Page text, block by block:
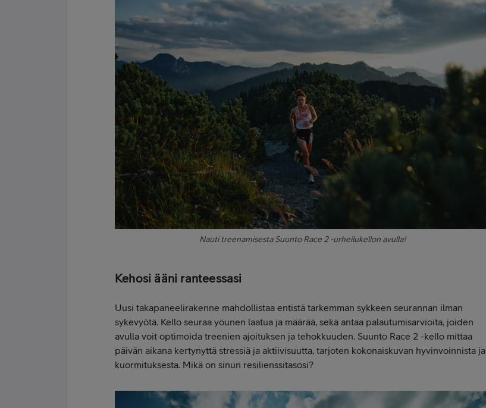
Nauti treenamisesta Suunto Race 2 -urheilukellon avulla!
Kehosi ääni ranteessasi
Uusi takapaneelirakenne mahdollistaa entistä tarkemman sykkeen seurannan ilman
sykevyötä. Kello seuraa yöunen laatua ja määrää, sekä antaa palautumisarvioita, joiden
avulla voit optimoida treenien ajoituksen ja tehokkuuden. Suunto Race 2 -kello mittaa
päivän aikana kertynyttä stressiä ja aktiivisuutta, tarjoten kokonaiskuvan hyvinvoinnista ja
kuormituksesta. Mikä on sinun resilienssitasosi?